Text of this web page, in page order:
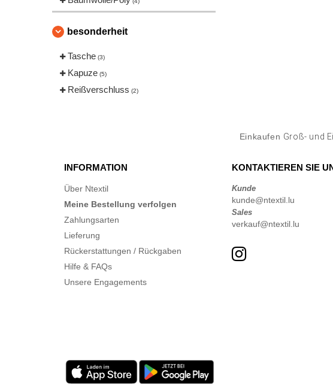
besonderheit
Tasche (3)
Kapuze (5)
Reißverschluss (2)
Einkaufen Groß- und
INFORMATION
Über Ntextil
Meine Bestellung verfolgen
Zahlungsarten
Lieferung
Rückerstattungen / Rückgaben
Hilfe & FAQs
Unsere Engagements
KONTAKTIEREN SIE
Kunde
kunde@ntextil.lu
Sales
verkauf@ntextil.lu